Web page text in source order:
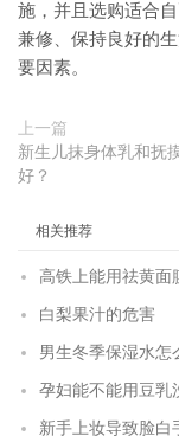
施，并且选购适合
兼修、保持良好的
要因素。
上一篇
新生儿抹身体乳和抚
好？
相关推荐
高铁上能用祛黄面
白梨果汁的危害
男生冬季保湿水怎
孕妇能不能用豆乳
新手上妆导致脸白